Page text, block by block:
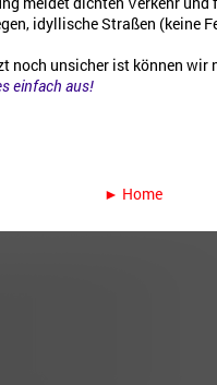
idyllische Straßen (keine
noch unsicher ist können wir
einfach aus!
► Home